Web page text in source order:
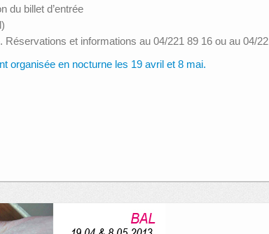
du billet d’entrée
et informations au 04/221 89 16 ou au 04/
organisée en nocturne les 19 avril et 8 mai.